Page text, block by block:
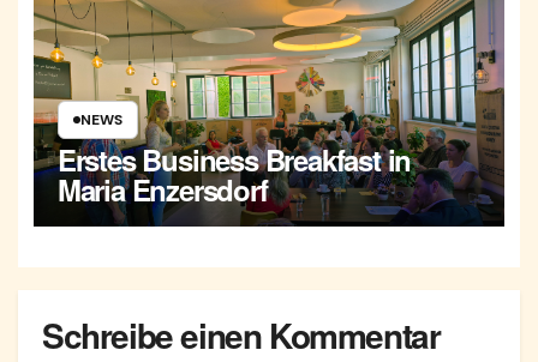
NEWS
Erstes Business Breakfast in
Maria Enzersdorf
Schreibe einen Kommentar